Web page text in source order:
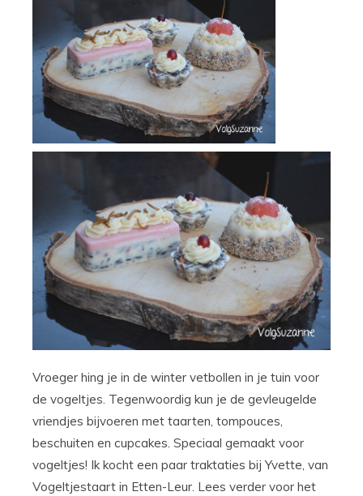
Vroeger hing je in de winter vetbollen in je tuin voor
de vogeltjes. Tegenwoordig kun je de gevleugelde
vriendjes bijvoeren met taarten, tompouces,
beschuiten en cupcakes. Speciaal gemaakt voor
vogeltjes! Ik kocht een paar traktaties bij Yvette, van
Vogeltjestaart in Etten-Leur. Lees verder voor het